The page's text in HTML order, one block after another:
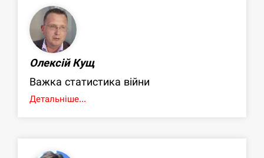
Олексій Кущ
Важка статистика війни
Детальніше...